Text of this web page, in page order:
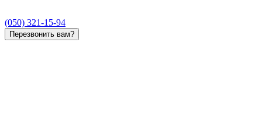
(050) 321-15-94
Перезвонить вам?